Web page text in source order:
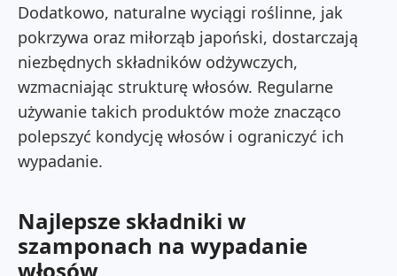
Dodatkowo, naturalne wyciągi roślinne, jak
pokrzywa oraz miłorząb japoński, dostarczają
niezbędnych składników odżywczych,
wzmacniając strukturę włosów. Regularne
używanie takich produktów może znacząco
polepszyć kondycję włosów i ograniczyć ich
wypadanie.
Najlepsze składniki w
szamponach na wypadanie
włosów